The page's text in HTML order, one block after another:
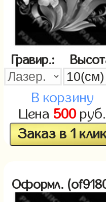
Гравир.:
В корзину
Цена 500руб.
Заказ в 1
Оформл.